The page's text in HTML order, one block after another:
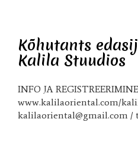
Kõhutants
Kalila Stuudios
INFO JA
www.kalilaoriental.com/
kalilaoriental@gmail.com /